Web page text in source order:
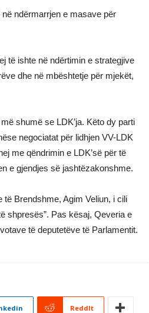
ndërmarrjen e masave për
të ishte në ndërtimin e strategjive
dhe në mbështetje për mjekët,
shumë se LDK’ja. Këto dy parti
negociatat për lidhjen VV-LDK
me qëndrimin e LDK’së për të
e gjendjes së jashtëzakonshme.
Brendshme, Agim Veliun, i cili
shpresës”. Pas kësaj, Qeveria e
të deputetëve të Parlamentit.
ReddIt